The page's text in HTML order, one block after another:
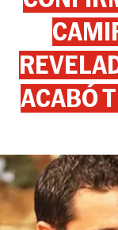
View this post
ACABÓ